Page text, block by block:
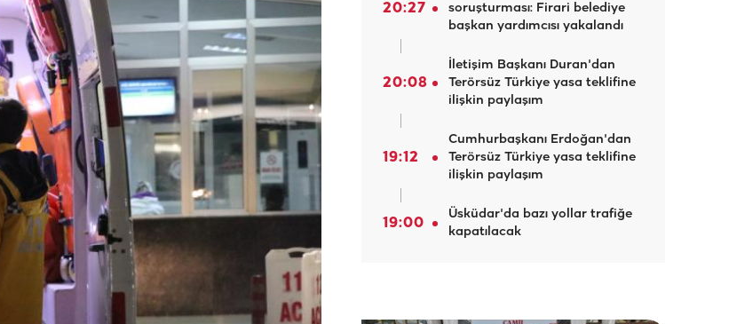
20:27
soruşturması: Firari belediye
başkan yardımcısı yakalandı
20:08
İletişim Başkanı Duran'dan
Terörsüz Türkiye yasa teklifine
ilişkin paylaşım
19:12
Cumhurbaşkanı Erdoğan'dan
Terörsüz Türkiye yasa teklifine
ilişkin paylaşım
19:00
Üsküdar'da bazı yollar trafiğe
kapatılacak